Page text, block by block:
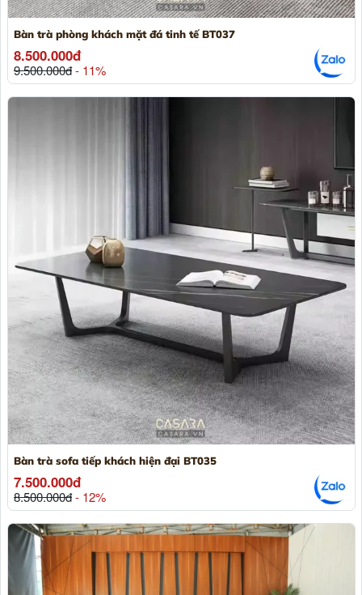
Bàn trà phòng khách mặt đá tinh tế BT037
8.500.000đ
9.500.000đ- 11%
Bàn trà sofa tiếp khách hiện đại BT035
7.500.000đ
8.500.000đ- 12%